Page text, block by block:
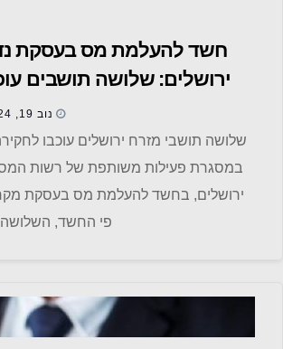
חשד להעלמת מס בעסקת
ירושלים: שלושה תושבים
נוב 19, 2024
במסגרת פעילות משותפת של רשות
ירושלים, בחשד להעלמת מס בעסקת
פי החשד, השלושה